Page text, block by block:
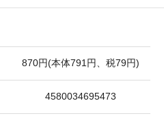
870円(本体791円、税79円)
4580034695473